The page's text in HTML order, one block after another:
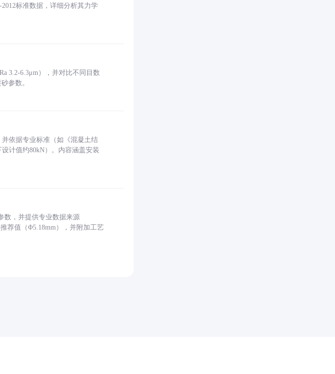
标准数据，详细分析其力学
3.2-6.3μm），并对比不同目数
参数。
依据专业标准（如《混凝土结
计值约80kN）。内容涵盖安装
数，并提供专业数据来源
荐值（Φ5.18mm），并附加工艺